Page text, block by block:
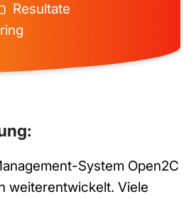
Resultate
System Open2C
weiterentwickelt. Viele